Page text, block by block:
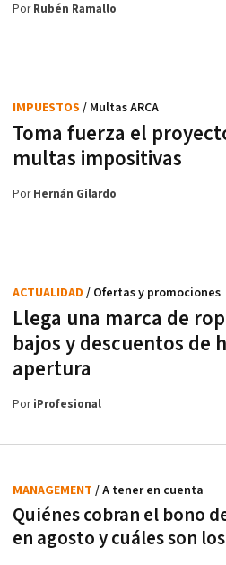
PorRubén Ramallo
Toma fuerza el
multas impositivas
IMPUESTOS / Multas ARCA
PorHernán Gilardo
Llega una marca de
bajos y descuentos de
apertura
ACTUALIDAD / Ofertas y promociones
PoriProfesional
Quiénes cobran el bono
en agosto y cuáles son
MANAGEMENT / A tener en cuenta